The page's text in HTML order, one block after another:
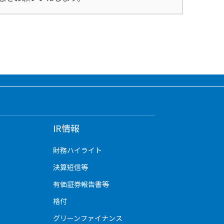
IR情報
財務ハイライト
決算短信等
有価証券報告書等
格付
グリーンファイナンス